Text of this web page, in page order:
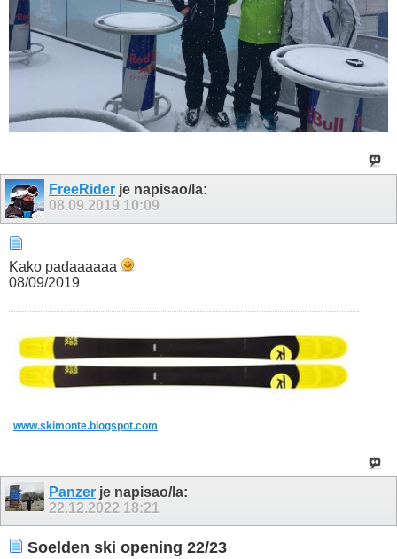
FreeRider je napisao/la:
08.09.2019 10:09
Kako padaaaaaa
08/09/2019
www.skimonte.blogspot.com
Panzer je napisao/la:
22.12.2022 18:21
Soelden ski opening 22/23